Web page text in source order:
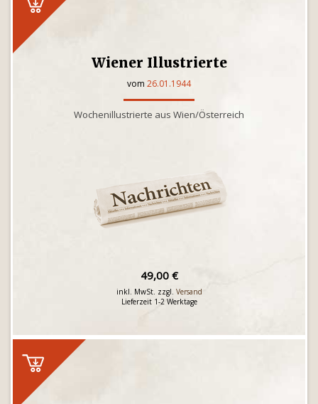
Wiener Illustrierte
vom 26.01.1944
Wochenillustrierte aus Wien/Österreich
49,00 €
inkl. MwSt. zzgl. Versand
Lieferzeit 1-2 Werktage